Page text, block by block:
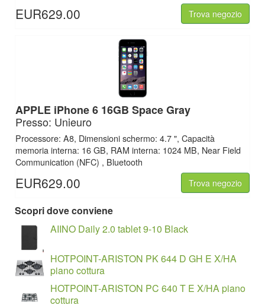
EUR629.00 Trova negozio
APPLE iPhone 6 16GB Space Gray
Presso: Unieuro
Processore: A8, Dimensioni schermo: 4.7 ", Capacità
memoria interna: 16 GB, RAM interna: 1024 MB, Near Field
Communication (NFC) , Bluetooth
EUR629.00 Trova negozio
Scopri dove conviene
AIINO Daily 2.0 tablet 9-10 Black
HOTPOINT-ARISTON PK 644 D GH E X/HA
piano cottura
HOTPOINT-ARISTON PC 640 T E X/HA piano
cottura